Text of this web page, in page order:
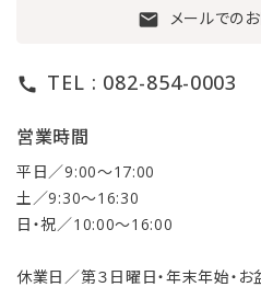
mail メールでの
call TEL : 082-854-0003
営業時間
平日／9:00〜17:00
土／9:30〜16:30
日・祝／10:00〜16:00
休業日／第３日曜日・年末年始・お